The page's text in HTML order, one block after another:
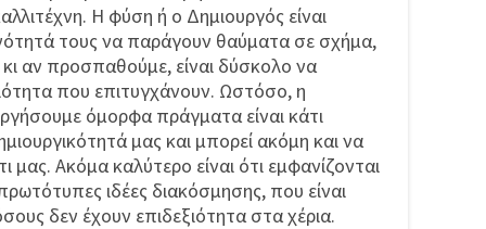
Η φύση ή ο Δημιουργός είναι
τους να παράγουν θαύματα σε σχήμα,
αν προσπαθούμε, είναι δύσκολο να
που επιτυγχάνουν. Ωστόσο, η
όμορφα πράγματα είναι κάτι
μας και μπορεί ακόμη και να
μας. Ακόμα καλύτερο είναι ότι εμφανίζονται
ιδέες διακόσμησης, που είναι
δεν έχουν επιδεξιότητα στα χέρια.